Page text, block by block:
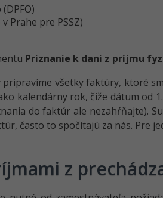
Prahe pre PSSZ)
Priznanie k dani z príjmu
všetky faktúry, ktoré
kalendárny rok, čiže dátum od
do faktúr ale nezahŕňajte).
často to spočítajú za nás. Pre
z